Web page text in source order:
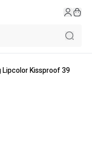
Lipcolor Kissproof 39